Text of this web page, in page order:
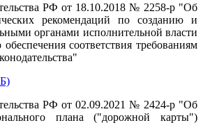
РФ от 18.10.2018 № 2258-р "Об
рекомендаций по созданию и
органами исполнительной власти
соответствия требованиям
РФ от 02.09.2021 № 2424-р "Об
плана ("дорожной карты")